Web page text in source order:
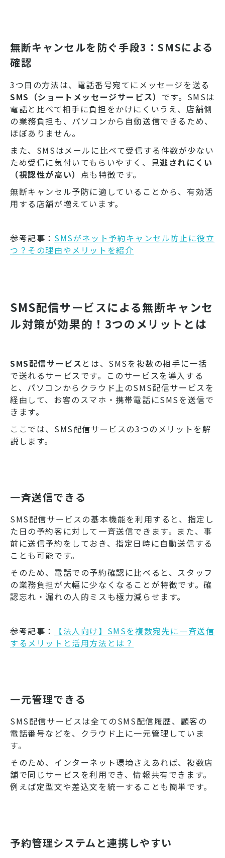
無断キャンセルを防ぐ手段3：SMSによる
確認
3つ目の方法は、電話番号宛てにメッセージを送る
SMS（ショートメッセージサービス） です。SMSは
電話と比べて相手に負担をかけにくいうえ、店舗側
の業務負担も、パソコンから自動送信できるため、
ほぼありません。
また、SMSはメールに比べて受信する件数が少ない
ため受信に気付いてもらいやすく、見逃されにくい
（視認性が高い） 点も特徴です。
無断キャンセル予防に適していることから、有効活
用する店舗が増えています。
参考記事： SMSがネット予約キャンセル防止に役立
つ？その理由やメリットを紹介
SMS配信サービスによる無断キャンセ
ル対策が効果的！3つのメリットとは
SMS配信サービス とは、SMSを複数の相手に一括
で送れるサービスです。このサービスを導入する
と、パソコンからクラウド上のSMS配信サービスを
経由して、お客のスマホ・携帯電話にSMSを送信で
きます。
ここでは、SMS配信サービスの3つのメリットを解
説します。
一斉送信できる
SMS配信サービスの基本機能を利用すると、指定し
た日の予約客に対して一斉送信できます。また、事
前に送信予約をしておき、指定日時に自動送信する
ことも可能です。
そのため、電話での予約確認に比べると、スタッフ
の業務負担が大幅に少なくなることが特徴です。確
認忘れ・漏れの人的ミスも極力減らせます。
参考記事：
【法人向け】SMSを複数宛先に一斉送信
するメリットと活用方法とは？
一元管理できる
SMS配信サービスは全てのSMS配信履歴、顧客の
電話番号などを、クラウド上に一元管理していま
す。
そのため、インターネット環境さえあれば、複数店
舗で同じサービスを利用でき、情報共有できます。
例えば定型文や差込文を統一することも簡単です。
予約管理システムと連携しやすい